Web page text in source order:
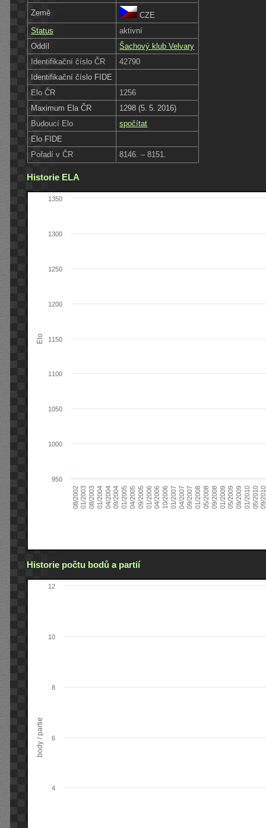
Země
CZE
Status
aktivní
Oddíl
Šachový klub Velvary
Identifikační číslo ČR
42790
Identifikační číslo FIDE
Elo ČR
1256
Maximum Ela ČR
1298 (5. 5. 2016)
Budoucí Elo
spočítat
Elo FIDE
Pořadí v ČR
8146. – 8151.
Historie ELA
Elo
08/200201/200308/200301/200404/200409/200401/200504/200509/200501/200604/200610/200601/200704/200709/200701/200805/200809/200801/200905/200909/200901/201005/201009/
950
1000
1050
1100
1150
1200
1250
1300
1350
Historie počtu bodů a partií
body / partie
4
6
8
10
12